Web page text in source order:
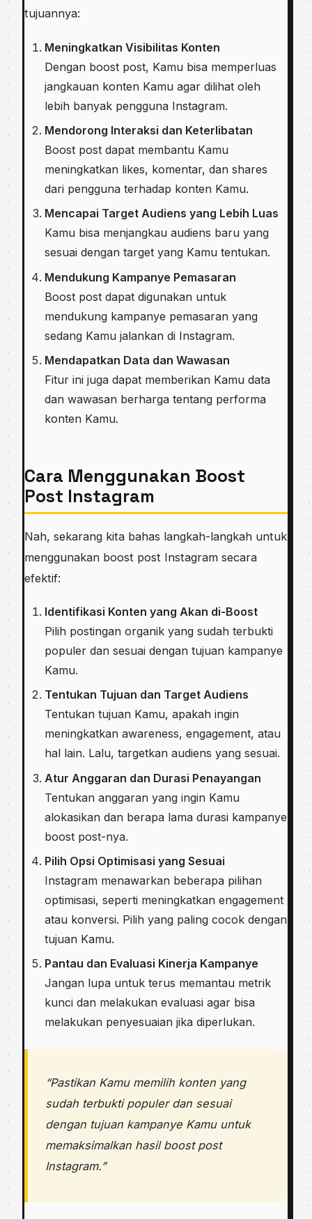
tujuannya:
Meningkatkan Visibilitas Konten
Dengan boost post, Kamu bisa memperluas
jangkauan konten Kamu agar dilihat oleh
lebih banyak pengguna Instagram.
Mendorong Interaksi dan Keterlibatan
Boost post dapat membantu Kamu
meningkatkan likes, komentar, dan shares
dari pengguna terhadap konten Kamu.
Mencapai Target Audiens yang Lebih Luas
Kamu bisa menjangkau audiens baru yang
sesuai dengan target yang Kamu tentukan.
Mendukung Kampanye Pemasaran
Boost post dapat digunakan untuk
mendukung kampanye pemasaran yang
sedang Kamu jalankan di Instagram.
Mendapatkan Data dan Wawasan
Fitur ini juga dapat memberikan Kamu data
dan wawasan berharga tentang performa
konten Kamu.
Cara Menggunakan Boost
Post Instagram
Nah, sekarang kita bahas langkah-langkah untuk
menggunakan boost post Instagram secara
efektif:
Identifikasi Konten yang Akan di-Boost
Pilih postingan organik yang sudah terbukti
populer dan sesuai dengan tujuan kampanye
Kamu.
Tentukan Tujuan dan Target Audiens
Tentukan tujuan Kamu, apakah ingin
meningkatkan awareness, engagement, atau
hal lain. Lalu, targetkan audiens yang sesuai.
Atur Anggaran dan Durasi Penayangan
Tentukan anggaran yang ingin Kamu
alokasikan dan berapa lama durasi kampanye
boost post-nya.
Pilih Opsi Optimisasi yang Sesuai
Instagram menawarkan beberapa pilihan
optimisasi, seperti meningkatkan engagement
atau konversi. Pilih yang paling cocok dengan
tujuan Kamu.
Pantau dan Evaluasi Kinerja Kampanye
Jangan lupa untuk terus memantau metrik
kunci dan melakukan evaluasi agar bisa
melakukan penyesuaian jika diperlukan.
“Pastikan Kamu memilih konten yang
sudah terbukti populer dan sesuai
dengan tujuan kampanye Kamu untuk
memaksimalkan hasil boost post
Instagram.”